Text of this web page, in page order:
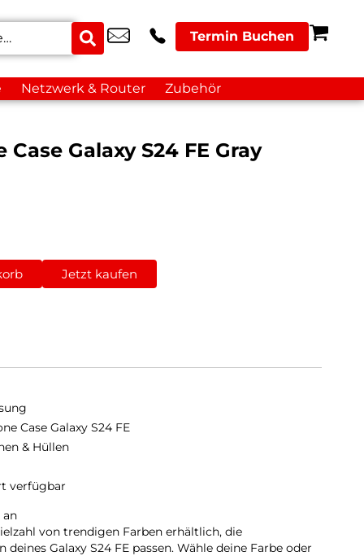
Termin Buchen
Netzwerk & Router Zubehör
Galaxy S24 FE Gray
Jetzt kaufen
Case Galaxy S24 FE
& Hüllen
verfügbar
an
von trendigen Farben erhältlich, die
Galaxy S24 FE passen. Wähle deine Farbe oder